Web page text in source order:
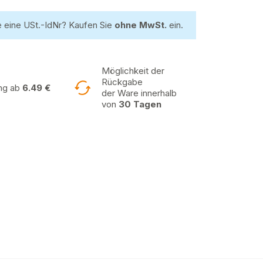
eine USt.-IdNr? Kaufen Sie ohne MwSt. ein.
ab 6.49 €
Möglichkeit der
Rückgabe
der Ware innerhalb
von 30 Tagen